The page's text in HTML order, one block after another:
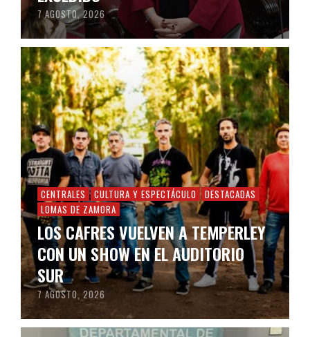
7 AGOSTO, 2026
CENTRALES CULTURA Y ESPECTÁCULO
DESTACADAS
LOMAS DE ZAMORA
LOS CAFRES VUELVEN A TEMPERLEY
CON UN SHOW EN EL AUDITORIO
SUR
7 AGOSTO, 2026